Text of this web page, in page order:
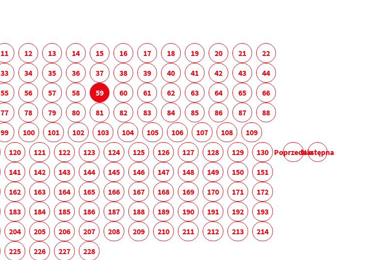
PoprzedniaNastępna
11 12 13 14 15 16 17 18 19 20 21
22
33 34 35 36 37 38 39 40 41 42 43
44
55 56 57 58 59 60 61 62 63 64 65
66
77 78 79 80 81 82 83 84 85 86 87
88
99 100 101 102 103 104 105 106 107 108
109
120 121 122 123 124 125 126 127 128 129
130
141 142 143 144 145 146 147 148 149 150
151
162 163 164 165 166 167 168 169 170 171
172
183 184 185 186 187 188 189 190 191 192
193
204 205 206 207 208 209 210 211 212 213
214
225 226 227 228